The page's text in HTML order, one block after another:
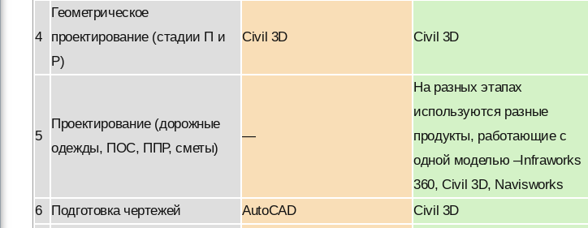
4
Геометрическое
проектирование (стадии П и
Р)
Civil 3D Civil 3D
5
Проектирование (дорожные
одежды, ПОС, ППР, сметы)
—
На разных этапах
используются разные
продукты, работающие с
одной моделью –Infraworks
360, Civil 3D, Navisworks
6
Подготовка чертежей AutoCAD Civil 3D